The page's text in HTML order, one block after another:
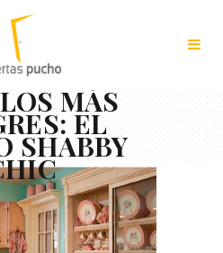
MÁS
EL
SHABBY